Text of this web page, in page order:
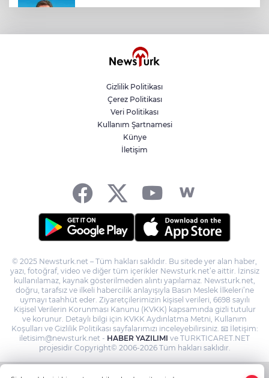
Kayseri Talas Yeni Dünya ERVA Spor
BNP Paribas Cardif Türkiye'nin İç
Denetim Direktörü Mustafa Güneş oldu
Gizlilik Politikası
Çerez Politikası
Veri Politikası
Kullanım Şartnamesi
Künye
İletişim
© 2025 Newsturk.net – Tüm hakları saklıdır. Bu sitede yer alan haber,
yazı, fotoğraf, video ve diğer tüm içerikler Newsturk.net’e aittir. İzinsiz
kullanılamaz, kaynak gösterilmeden alıntı yapılamaz. Newsturk.net,
doğru, tarafsız ve ilkeli habercilik anlayışıyla Basın Meslek İlkeleri’ne
uymayı taahhüt eder. Ziyaretçilerimizin kişisel verileri, 6698 sayılı
Kişisel Verilerin Korunması Kanunu (KVKK) kapsamında gizli tutulur
ve korunur. Detaylı bilgi için KVKK Aydınlatma Metni, Kullanım
Koşulları ve Gizlilik Politikası sayfalarımızı inceleyebilirsiniz. 📧 İletişim:
iletisim@newsturk.net - HABER YAZILIMI ve TURKTICARET.NET
projesidir Copyright© 2006-2026 Tüm hakları saklıdır.